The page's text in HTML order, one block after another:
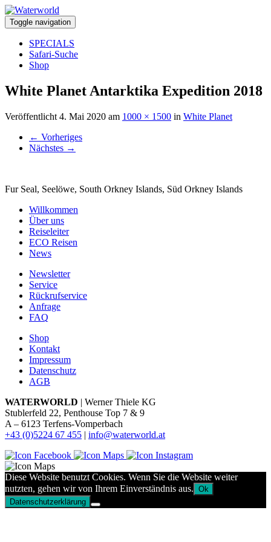
Toggle navigation
SPECIALS
Safari-Suche
Shop
White Planet Antarktika Expedition 2018
Veröffentlicht 4. Mai 2020 am 1000 × 1500 in White Planet
← Vorheriges
Nächstes →
Fur Seal, Seelöwe, South Orkney Islands, Süd Orkney Islands
Willkommen
Über uns
Reiseleiter
ECO Reisen
News
Newsletter
Service
Rückrufservice
Anfrage
FAQ
Shop
Kontakt
Impressum
Datenschutz
AGB
WATERWORLD | Werner Thiele KG
Stublerfeld 22, Penthouse Top 7 & 9
A – 6123 Terfens-Vomperbach
+43 (0)5224 67 455 | info@waterworld.at
Diese Website benutzt Cookies. Wenn Sie die Website weiter
nutzten, gehen wir von Ihrem Einverständnis aus. Ok
Datenschutzerklärung